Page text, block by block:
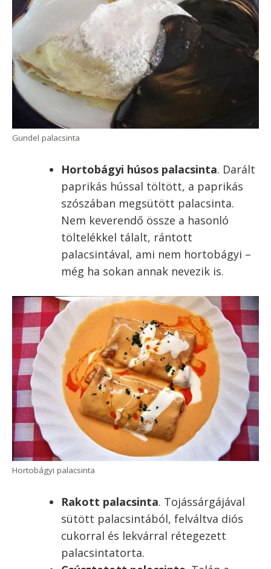
elengedheted a fantáziádat!
Különleges palacsinta
receptek
Van néhány palacsinta recept, ami általánosan
ismert. Ezeket szedtem itt össze.
diókrémmel töltött, csokoládéval
leöntött és összesütött, és magára
valamit adó helyen flambírozva
(alkohollal leöntve és meggyújtva)
tálalt desszert különlegesség.
Gundel palacsinta
paprikás hússal töltött, a paprikás
szószában megsütött palacsinta.
Nem keverendő össze a hasonló
töltelékkel tálalt, rántott